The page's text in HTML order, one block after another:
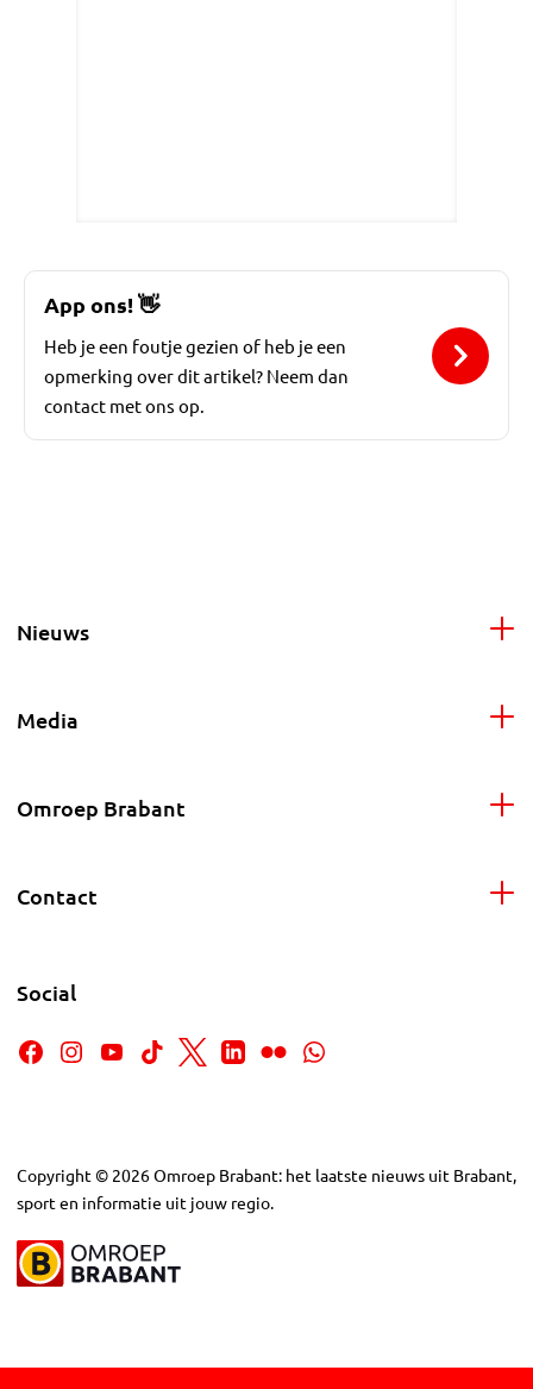
App ons!👋
Heb je een foutje gezien of heb je een
opmerking over dit artikel? Neem dan
contact met ons op.
Nieuws
Media
Omroep Brabant
Contact
Social
Copyright © 2026Omroep Brabant: het laatste nieuws uit Brabant,
sport en informatie uit jouw regio.